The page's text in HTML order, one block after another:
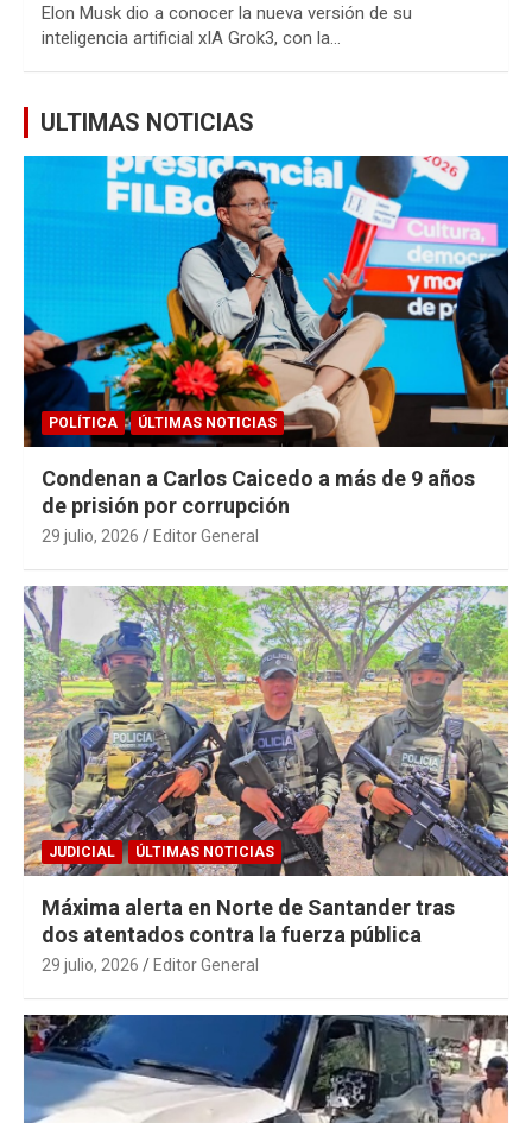
Elon Musk dio a conocer la nueva versión de su
inteligencia artificial xIA Grok3, con la…
ULTIMAS NOTICIAS
POLÍTICA ÚLTIMAS NOTICIAS
Condenan a Carlos Caicedo a más de 9 años
de prisión por corrupción
29 julio, 2026 Editor General
JUDICIAL ÚLTIMAS NOTICIAS
Máxima alerta en Norte de Santander tras
dos atentados contra la fuerza pública
29 julio, 2026 Editor General